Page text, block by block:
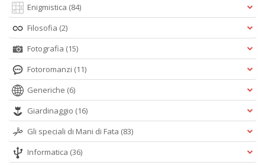
Enigmistica (84)
Filosofia (2)
Fotografia (15)
Fotoromanzi (11)
Generiche (6)
Giardinaggio (16)
Gli speciali di Mani di Fata (83)
Informatica (36)